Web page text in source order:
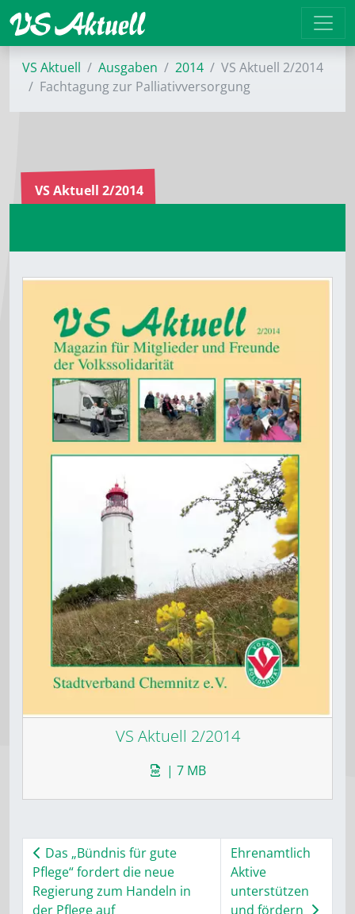
VS Aktuell Ausgaben 2014
VS Aktuell 2/2014
Fachtagung zur Palliativversorgung
VS Aktuell 2/2014
VS Aktuell 2/2014
| 7 MB
Das „Bündnis für gute
Pflege“ fordert die neue
Regierung zum Handeln in
der Pflege auf
Ehrenamtlich
Aktive
unterstützen
und fördern